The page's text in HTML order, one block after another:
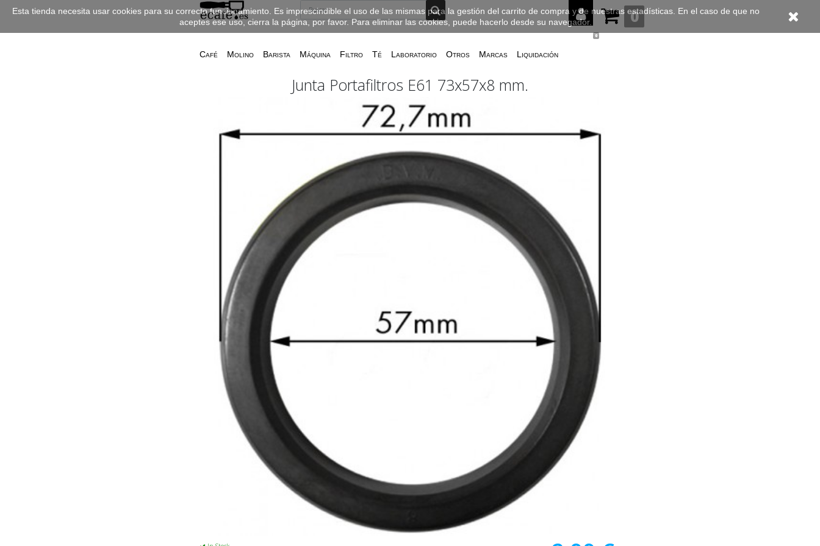
0
0
Café Molino Barista Máquina Filtro Té Laboratorio Otros Marcas Liquidación
Junta Portafiltros E61 73x57x8 mm.
Esta tienda necesita usar cookies para su correcto funcionamiento. Es imprescindible el uso de las mismas para la gestión del carrito de compra y de nuestras estadísticas. En el caso de que no
aceptes ese uso, cierra la página, por favor. Para eliminar las cookies, puede hacerlo desde su navegador.